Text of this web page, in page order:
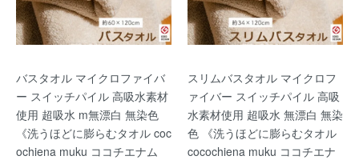
バスタオル マイクロファイバ
ー スイッチパイル 高吸水素材
使用 超吸水 m無漂白 無染色
《洗うほどに膨らむタオル coc
ochiena muku ココチエナム
スリムバスタオル マイクロフ
ァイバー スイッチパイル 高吸
水素材使用 超吸水 無漂白 無染
色 《洗うほどに膨らむタオル
cocochiena muku ココチエナ